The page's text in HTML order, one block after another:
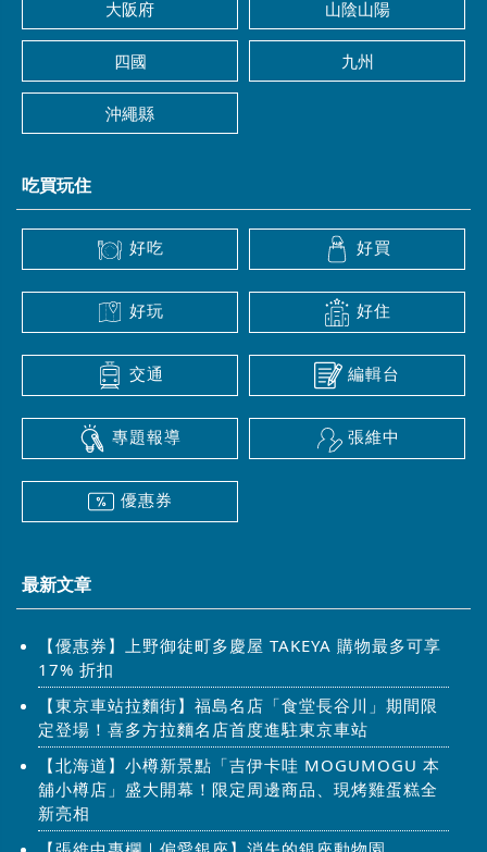
大阪府 山陰山陽
四國 九州
沖繩縣
吃買玩住
好吃 好買
好玩 好住
交通 編輯台
專題報導 張維中
優惠券
最新文章
【優惠券】上野御徒町多慶屋 TAKEYA 購物最多可享
17% 折扣
【東京車站拉麵街】福島名店「食堂長谷川」期間限
定登場！喜多方拉麵名店首度進駐東京車站
【北海道】小樽新景點「吉伊卡哇 MOGUMOGU 本
舖小樽店」盛大開幕！限定周邊商品、現烤雞蛋糕全
新亮相